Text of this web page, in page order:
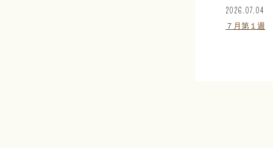
2026.07.04
７月第１週